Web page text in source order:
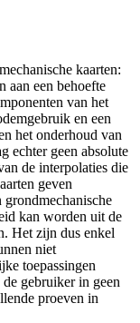
kaarten:
aan een behoefte
van het
en een
het onderhoud van
echter geen absolute
de interpolaties die
geven
kan worden uit de
Het zijn dus enkel
niet
toepassingen
gebruiker in geen
proeven in